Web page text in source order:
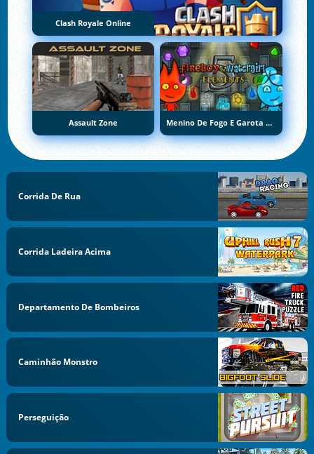
Clash Royale Online
Assault Zone Menino De Fogo E Garota De Água 5: Elementos
Corrida De Rua
Corrida Ladeira Acima
Departamento De Bombeiros
Caminhão Monstro
Perseguição